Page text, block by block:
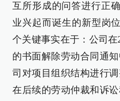
互所形成的问答进行正
业兴起而诞生的新型岗
个关键事实在于：公司在
的书面解除劳动合同通
司对项目组织结构进行调
在后续的劳动仲裁和诉